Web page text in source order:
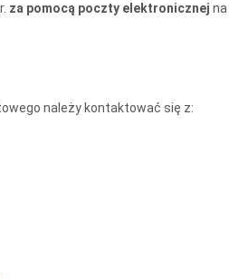
za pomocą poczty elektronicznej
należy kontaktować się z: